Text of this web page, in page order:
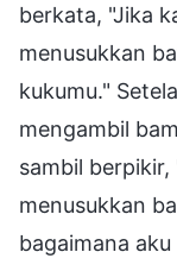
berkata, "Jika
menusukkan
kukumu."
mengambil
sambil
menusukkan
bagaimana